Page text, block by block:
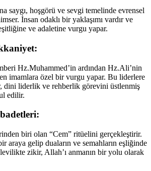
saygı, hoşgörü ve sevgi temelinde evrensel
İnsan odaklı bir yaklaşımı vardır ve
ve adaletine vurgu yapar.
Hz.Muhammed’in ardından Hz.Ali’nin
imamlara özel bir vurgu yapar. Bu liderlere
dini liderlik ve rehberlik görevini üstlenmiş
edilir.
biri olan “Cem” ritüelini gerçekleştirir.
araya gelip duaların ve semahların eşliğinde
zikir, Allah’ı anmanın bir yolu olarak